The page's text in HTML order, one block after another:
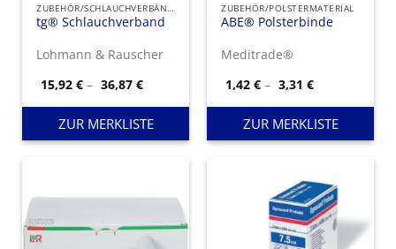
ZUBEHÖR/SCHLAUCHVERBÄNDE
tg® Schlauchverband
Lohmann & Rauscher
15,92€ – 36,87€Preisspanne:
15,92 €
bis
36,87 €
ZUR MERKLISTE
ZUBEHÖR/POLSTERMATERIAL
ABE® Polsterbinde
Meditrade®
1,42€ – 3,31€Preisspanne:
1,42 €
bis
3,31 €
ZUR MERKLISTE